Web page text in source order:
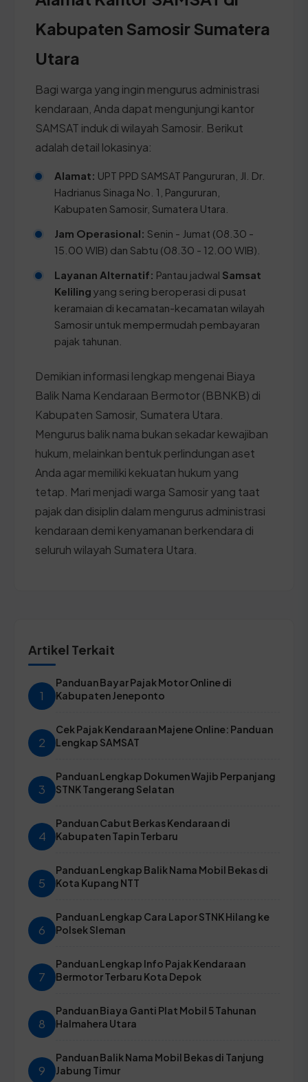
Kabupaten Samosir Sumatera
Utara
Bagi warga yang ingin mengurus administrasi
kendaraan, Anda dapat mengunjungi kantor
SAMSAT induk di wilayah Samosir. Berikut
adalah detail lokasinya:
Alamat: UPT PPD SAMSAT Pangururan, Jl. Dr.
Hadrianus Sinaga No. 1, Pangururan,
Kabupaten Samosir, Sumatera Utara.
Jam Operasional: Senin - Jumat (08.30 -
15.00 WIB) dan Sabtu (08.30 - 12.00 WIB).
Layanan Alternatif: Pantau jadwal Samsat
Keliling yang sering beroperasi di pusat
keramaian di kecamatan-kecamatan wilayah
Samosir untuk mempermudah pembayaran
pajak tahunan.
Demikian informasi lengkap mengenai Biaya
Balik Nama Kendaraan Bermotor (BBNKB) di
Kabupaten Samosir, Sumatera Utara.
Mengurus balik nama bukan sekadar kewajiban
hukum, melainkan bentuk perlindungan aset
Anda agar memiliki kekuatan hukum yang
tetap. Mari menjadi warga Samosir yang taat
pajak dan disiplin dalam mengurus administrasi
kendaraan demi kenyamanan berkendara di
seluruh wilayah Sumatera Utara.
Artikel Terkait
1
Panduan Bayar Pajak Motor Online di
Kabupaten Jeneponto
2
Cek Pajak Kendaraan Majene Online: Panduan
Lengkap SAMSAT
3
Panduan Lengkap Dokumen Wajib Perpanjang
STNK Tangerang Selatan
4
Panduan Cabut Berkas Kendaraan di
Kabupaten Tapin Terbaru
5
Panduan Lengkap Balik Nama Mobil Bekas di
Kota Kupang NTT
6
Panduan Lengkap Cara Lapor STNK Hilang ke
Polsek Sleman
7
Panduan Lengkap Info Pajak Kendaraan
Bermotor Terbaru Kota Depok
8
Panduan Biaya Ganti Plat Mobil 5 Tahunan
Halmahera Utara
9
Panduan Balik Nama Mobil Bekas di Tanjung
Jabung Timur